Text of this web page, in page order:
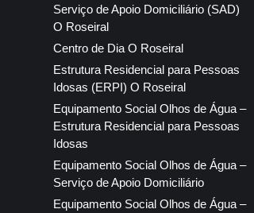
Serviço de Apoio Domiciliário (SAD)
O Roseiral
Centro de Dia O Roseiral
Estrutura Residencial para Pessoas
Idosas (ERPI) O Roseiral
Equipamento Social Olhos de Água –
Estrutura Residencial para Pessoas
Idosas
Equipamento Social Olhos de Água –
Serviço de Apoio Domiciliário
Equipamento Social Olhos de Água –